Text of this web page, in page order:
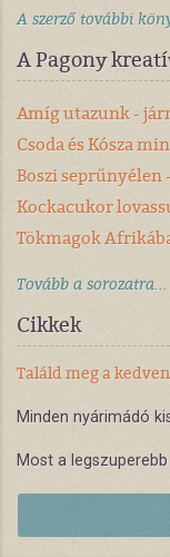
A szerző további
A Pagony
Amíg utazunk -
Csoda és Kósza
Boszi
Kockacukor
Tökmagok
Tovább a sorozatra...
Cikkek
Találd meg a
Minden nyárimádó
Most a